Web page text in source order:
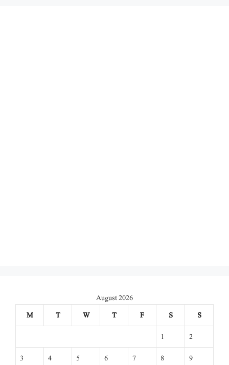
August 2026
M
T W T F S
S
1
2
3
4 5 6 7 8
9